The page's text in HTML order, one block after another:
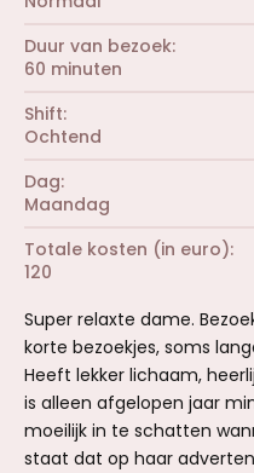
Duur van bezoek
60 minuten
Shift
Ochtend
Dag
Maandag
Totale kosten (in euro)
120
Super relaxte dame.
korte bezoekjes, soms
Heeft lekker lichaam,
is alleen afgelopen jaar
moeilijk in te schatten
staat dat op haar